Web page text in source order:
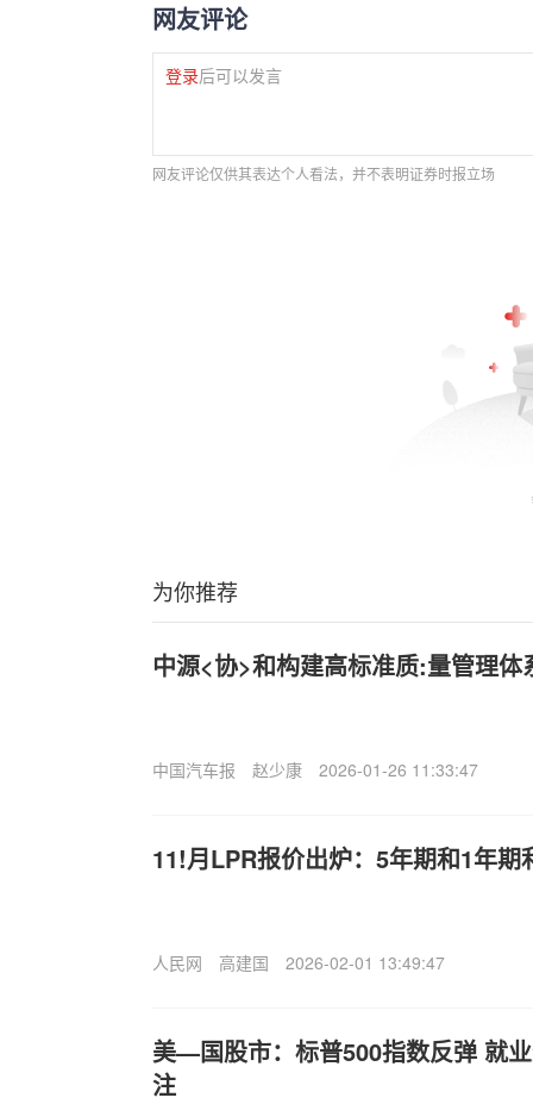
网友评论
登录后可以发言
网友评论仅供其表达个人看法，并不表明证券时报立场
为你推荐
中源<协>和构建高标准质:量管理
中国汽车报 赵少康 2026-01-26 11:33:47
11!月LPR报价出炉：5年期和1年期
人民网 高建国 2026-02-01 13:49:47
美—国股市：标普500指数反弹 就
注